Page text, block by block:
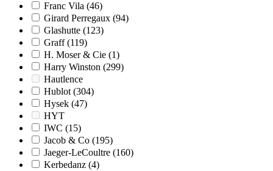
Franc Vila (46)
Girard Perregaux (94)
Glashutte (123)
Graff (119)
H. Moser & Cie (1)
Harry Winston (299)
Hautlence
Hublot (304)
Hysek (47)
HYT
IWC (15)
Jacob & Co (195)
Jaeger-LeCoultre (160)
Kerbedanz (4)